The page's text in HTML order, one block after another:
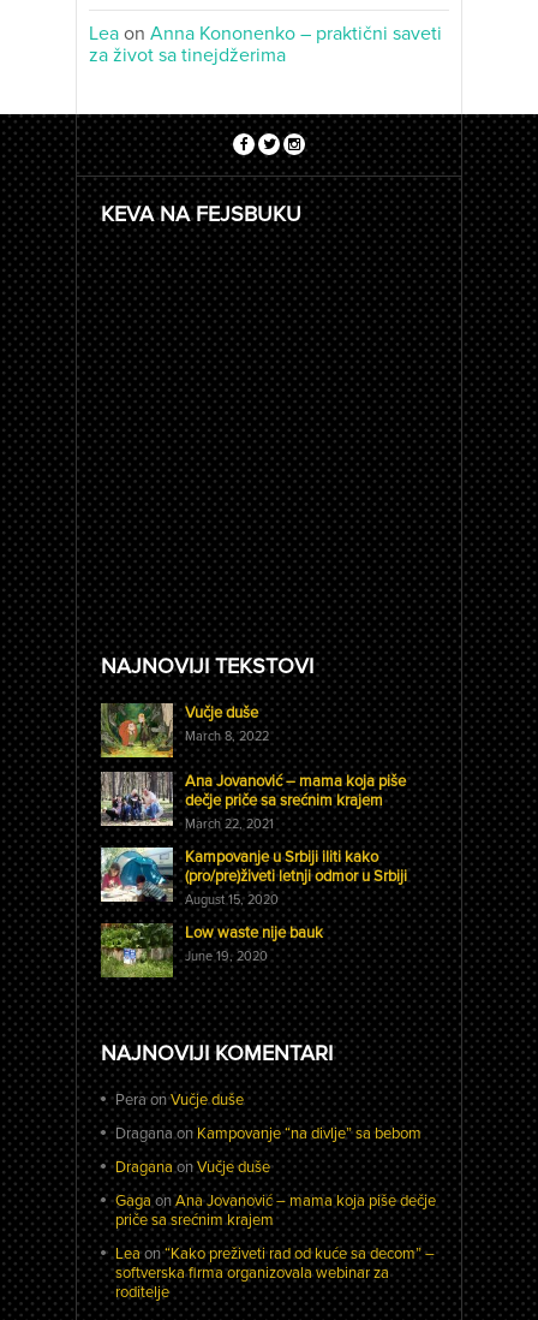
Lea on Anna Kononenko – praktični saveti
za život sa tinejdžerima
KEVA NA FEJSBUKU
NAJNOVIJI TEKSTOVI
Vučje duše
March 8, 2022
Ana Jovanović – mama koja piše
dečje priče sa srećnim krajem
March 22, 2021
Kampovanje u Srbiji iliti kako
(pro/pre)živeti letnji odmor u Srbiji
August 15, 2020
Low waste nije bauk
June 19, 2020
NAJNOVIJI KOMENTARI
PeraonVučje duše
DraganaonKampovanje “na divlje” sa bebom
DraganaonVučje duše
GagaonAna Jovanović – mama koja piše dečje
priče sa srećnim krajem
Leaon“Kako preživeti rad od kuće sa decom” –
softverska firma organizovala webinar za
roditelje